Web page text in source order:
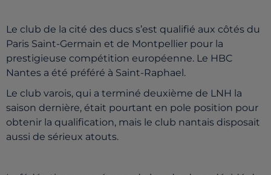
Le club de la cité des ducs s’est qualifié aux côtés du
Paris Saint-Germain et de Montpellier pour la
prestigieuse compétition européenne. Le HBC
Nantes a été préféré à Saint-Raphael.
Le club varois, qui a terminé deuxième de LNH la
saison dernière, était pourtant en pole position pour
obtenir la qualification, mais le club nantais disposait
aussi de sérieux atouts.